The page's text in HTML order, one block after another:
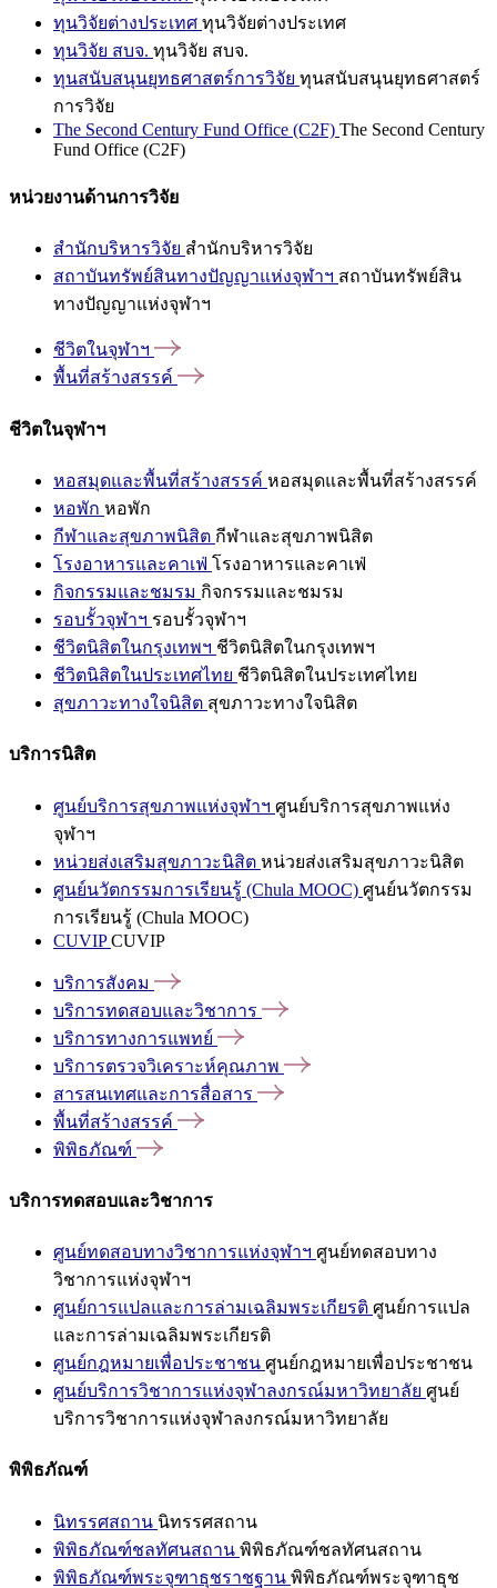
ทุนวิจัยต่างประเทศ ทุนวิจัยต่างประเทศ
ทุนวิจัย สบจ. ทุนวิจัย สบจ.
ทุนสนับสนุนยุทธศาสตร์การวิจัย ทุนสนับสนุนยุทธศาสตร์
การวิจัย
The Second Century Fund Office (C2F) The Second Century
Fund Office (C2F)
หน่วยงานด้านการวิจัย
สำนักบริหารวิจัย สำนักบริหารวิจัย
สถาบันทรัพย์สินทางปัญญาแห่งจุฬาฯ สถาบันทรัพย์สิน
ทางปัญญาแห่งจุฬาฯ
ชีวิตในจุฬาฯ
พื้นที่สร้างสรรค์
ชีวิตในจุฬาฯ
หอสมุดและพื้นที่สร้างสรรค์ หอสมุดและพื้นที่สร้างสรรค์
หอพัก หอพัก
กีฬาและสุขภาพนิสิต กีฬาและสุขภาพนิสิต
โรงอาหารและคาเฟ่ โรงอาหารและคาเฟ่
กิจกรรมและชมรม กิจกรรมและชมรม
รอบรั้วจุฬาฯ รอบรั้วจุฬาฯ
ชีวิตนิสิตในกรุงเทพฯ ชีวิตนิสิตในกรุงเทพฯ
ชีวิตนิสิตในประเทศไทย ชีวิตนิสิตในประเทศไทย
สุขภาวะทางใจนิสิต สุขภาวะทางใจนิสิต
บริการนิสิต
ศูนย์บริการสุขภาพแห่งจุฬาฯ ศูนย์บริการสุขภาพแห่ง
จุฬาฯ
หน่วยส่งเสริมสุขภาวะนิสิต หน่วยส่งเสริมสุขภาวะนิสิต
ศูนย์นวัตกรรมการเรียนรู้ (Chula MOOC) ศูนย์นวัตกรรม
การเรียนรู้ (Chula MOOC)
CUVIPCUVIP
บริการสังคม
บริการทดสอบและวิชาการ
บริการทางการแพทย์
บริการตรวจวิเคราะห์คุณภาพ
สารสนเทศและการสื่อสาร
พื้นที่สร้างสรรค์
พิพิธภัณฑ์
บริการทดสอบและวิชาการ
ศูนย์ทดสอบทางวิชาการแห่งจุฬาฯ ศูนย์ทดสอบทาง
วิชาการแห่งจุฬาฯ
ศูนย์การแปลและการล่ามเฉลิมพระเกียรติ ศูนย์การแปล
และการล่ามเฉลิมพระเกียรติ
ศูนย์กฎหมายเพื่อประชาชน ศูนย์กฎหมายเพื่อประชาชน
ศูนย์บริการวิชาการแห่งจุฬาลงกรณ์มหาวิทยาลัย ศูนย์
บริการวิชาการแห่งจุฬาลงกรณ์มหาวิทยาลัย
พิพิธภัณฑ์
นิทรรศสถาน นิทรรศสถาน
พิพิธภัณฑ์ชลทัศนสถาน พิพิธภัณฑ์ชลทัศนสถาน
พิพิธภัณฑ์พระจุฑาธุชราชฐาน พิพิธภัณฑ์พระจุฑาธุช